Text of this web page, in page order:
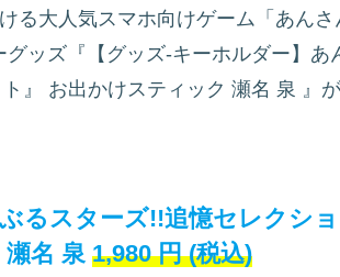
る大人気スマホ向けゲーム「あんさ
ッズ『【グッズ-キーホルダー】あ
』 お出かけスティック 瀬名 泉 』
るスターズ!!追憶セレクシ
名 泉 1,980 円 (税込)